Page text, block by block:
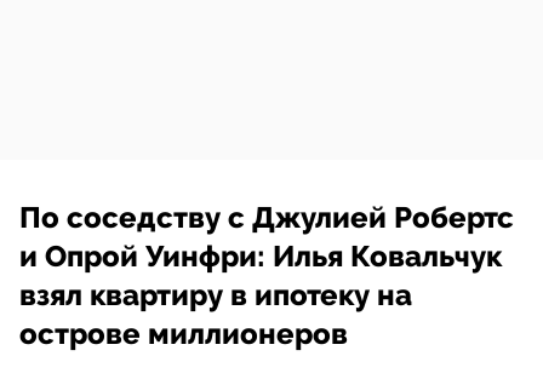
По соседству с Джулией Робертс
и Опрой Уинфри: Илья Ковальчук
взял квартиру в ипотеку на
острове миллионеров